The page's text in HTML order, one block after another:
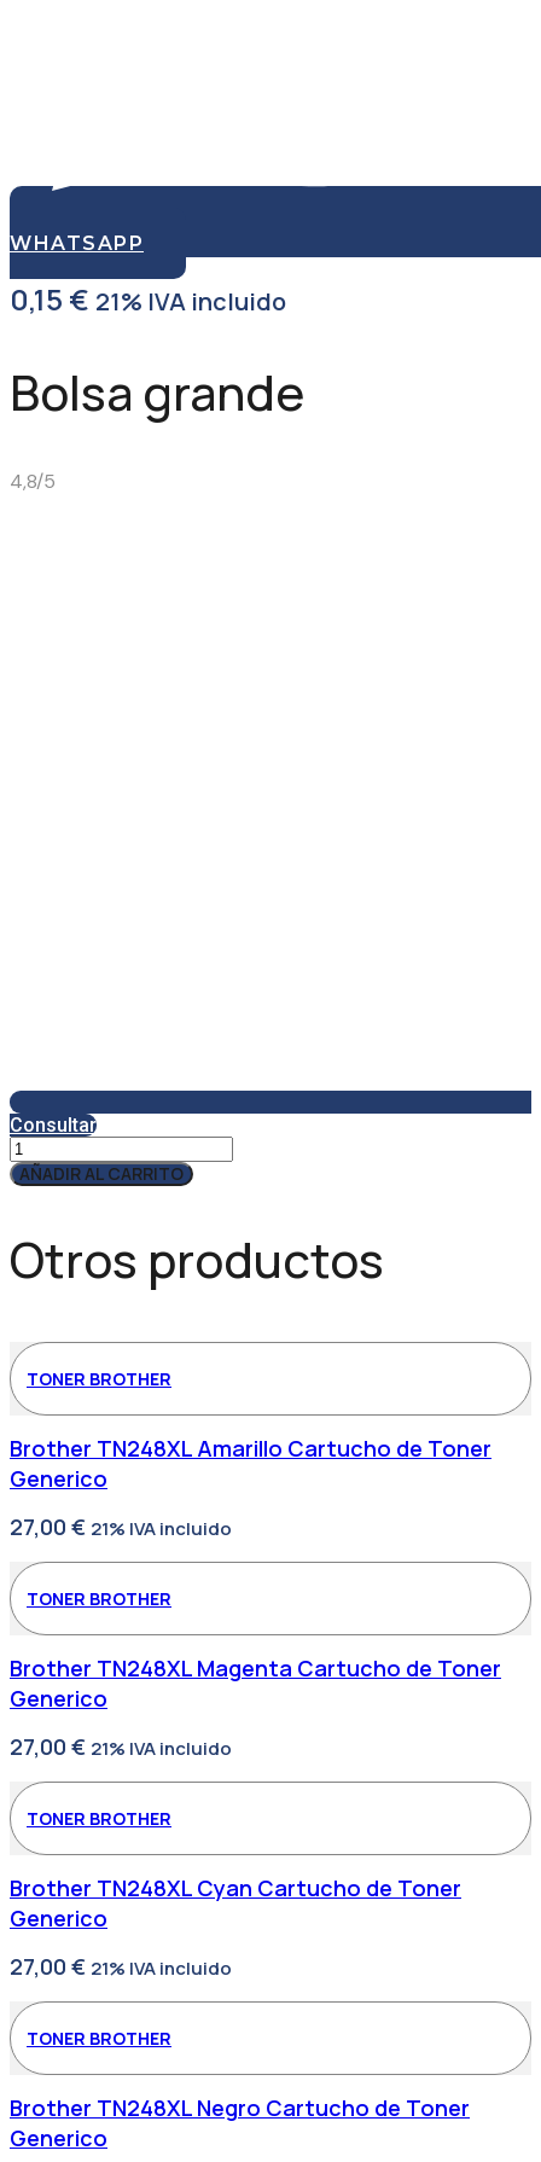
WHATSAPP
0,15 € 21% IVA incluido
Bolsa grande
4,8/5
Consultar
Bolsa
grande
cantidad
AÑADIR AL CARRITO
Otros productos
TONER BROTHER
Brother TN248XL Amarillo Cartucho de Toner
Generico
27,00 € 21% IVA incluido
TONER BROTHER
Brother TN248XL Magenta Cartucho de Toner
Generico
27,00 € 21% IVA incluido
TONER BROTHER
Brother TN248XL Cyan Cartucho de Toner
Generico
27,00 € 21% IVA incluido
TONER BROTHER
Brother TN248XL Negro Cartucho de Toner
Generico